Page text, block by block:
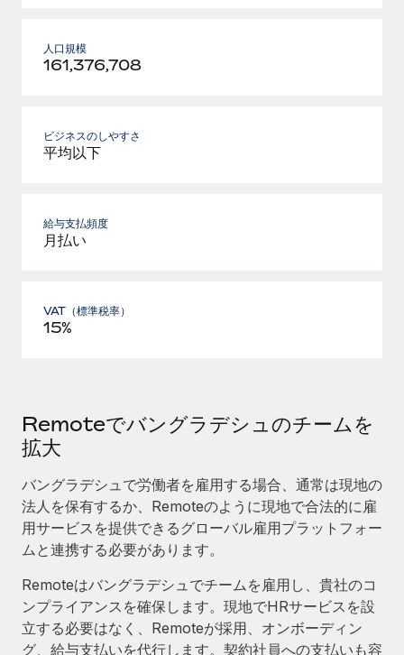
人口規模
161,376,708
ビジネスのしやすさ
平均以下
給与支払頻度
月払い
VAT（標準税率）
15%
Remoteでバングラデシュのチームを
拡大
バングラデシュで労働者を雇用する場合、通常は現地の
法人を保有するか、Remoteのように現地で合法的に雇
用サービスを提供できるグローバル雇用プラットフォー
ムと連携する必要があります。
Remoteはバングラデシュでチームを雇用し、貴社のコ
ンプライアンスを確保します。現地でHRサービスを設
立する必要はなく、Remoteが採用、オンボーディン
グ、給与支払いを代行します。契約社員への支払いも容